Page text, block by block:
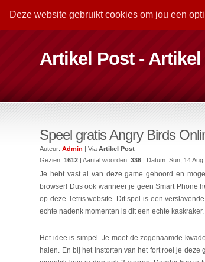
Deze website gebruikt cookies om jou een
Artikel Post -
Speel gratis Angry Birds
Auteur:Admin | ViaArtikel Post
Gezien:1612 | Aantal woorden:336 | Datum:Sun, 14 Aug
Je hebt vast al van deze game gehoord en
browser! Dus ook wanneer je geen Smart Phone
op deze Tetris website. Dit spel is een
echte nadenk momenten is dit een echte kaskraker.
Het idee is simpel. Je moet de zogenaamde
halen. En bij het instorten van het fort roei je